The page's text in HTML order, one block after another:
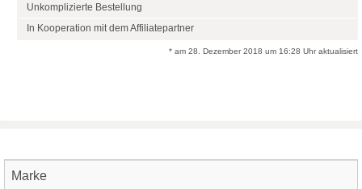
Unkomplizierte Bestellung
In Kooperation mit dem Affiliatepartner
* am 28. Dezember 2018 um 16:28 Uhr aktualisiert
Marke